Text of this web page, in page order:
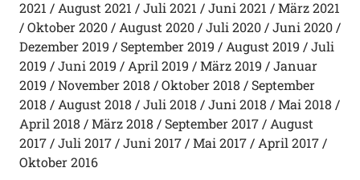
2021
August 2021 Juli 2021 Juni 2021
März 2021
Oktober 2020
August 2020 Juli 2020
Juni 2020
Dezember 2019
September 2019 August 2019
Juli
2019
Juni 2019 April 2019 März 2019
Januar
2019
November 2018 Oktober 2018
September
2018
August 2018 Juli 2018 Juni 2018
Mai 2018
April 2018
März 2018 September 2017
August
2017
Juli 2017 Juni 2017 Mai 2017
April 2017
Oktober 2016